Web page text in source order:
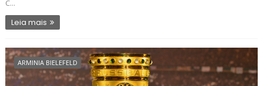
C...
Leia mais
ARMINIA BIELEFELD